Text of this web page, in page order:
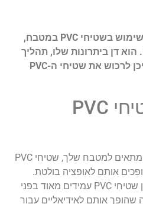
פוסט זה בבלוג חוקר את השימוש בשטיחי PVC במטבח,
הוא דן ביתרונות שלו, תהליך
ההתקנה, עצות תחזוקה והיכן לרכוש את שטיחי ה-PVC
למה לבחור שטיחי PVC
כשמדובר בבחירת הריצוף המתאים למטבח שלך, שטיחי PVC
אותם לאופציה בולטת.
עמידות היא גורם מפתח, שכן שטיחי PVC עמידים מאוד בפני
שהופך אותם לאידיאליים עבור